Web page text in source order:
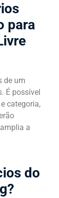
para
de um
É possível
categoria,
a
do